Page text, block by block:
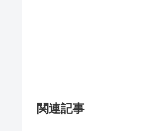
関連記事